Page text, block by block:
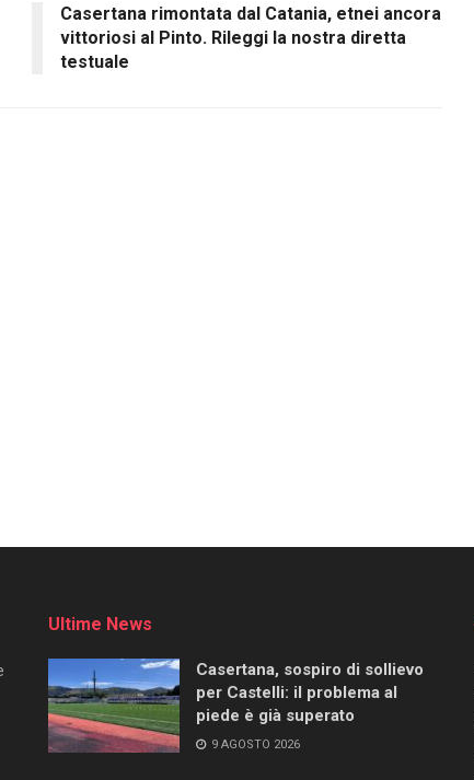
Casertana rimontata dal Catania, etnei ancora
vittoriosi al Pinto. Rileggi la nostra diretta
testuale
Ultime News
Casertana, sospiro di sollievo
per Castelli: il problema al
piede è già superato
9 AGOSTO 2026